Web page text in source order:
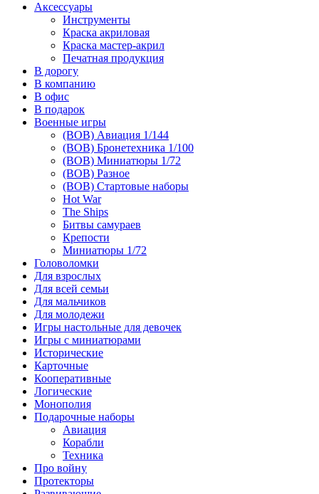
Аксессуары
Инструменты
Краска акриловая
Краска мастер-акрил
Печатная продукция
В дорогу
В компанию
В офис
В подарок
Военные игры
(ВОВ) Авиация 1/144
(ВОВ) Бронетехника 1/100
(ВОВ) Миниатюры 1/72
(ВОВ) Разное
(ВОВ) Стартовые наборы
Hot War
The Ships
Битвы самураев
Крепости
Миниатюры 1/72
Головоломки
Для взрослых
Для всей семьи
Для мальчиков
Для молодежи
Игры настольные для девочек
Игры с миниатюрами
Исторические
Карточные
Кооперативные
Логические
Монополия
Подарочные наборы
Авиация
Корабли
Техника
Про войну
Протекторы